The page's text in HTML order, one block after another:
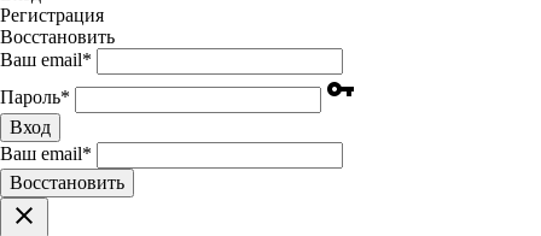
Регистрация
Восстановить
Ваш email*
Пароль* vpn_key
Вход
Ваш email*
Воcстановить
clear